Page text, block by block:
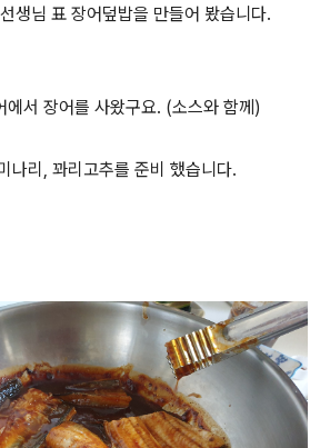
생님 표 장어덮밥을 만들어 봤습니다.
에서 장어를 사왔구요. (소스와 함께)
나리, 꽈리고추를 준비 했습니다.